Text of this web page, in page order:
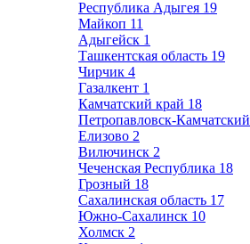
Республика Адыгея 19
Майкоп 11
Адыгейск 1
Ташкентская область 19
Чирчик 4
Газалкент 1
Камчатский край 18
Петропавловск-Камчатский
Елизово 2
Вилючинск 2
Чеченская Республика 18
Грозный 18
Сахалинская область 17
Южно-Сахалинск 10
Холмск 2